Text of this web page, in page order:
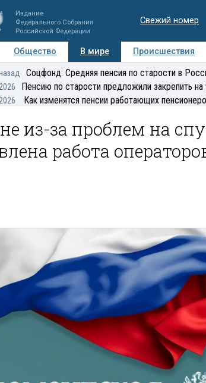
Издание
Федерального Собрания
Российской Федерации
Свежий номер
Общество В мире Происшествия
Регионы Медиацентр
Соцфонд: Средняя пенсия по старости в
Пенсию по старости предложили закрепить
Как изменятся пенсии работающих
из-за проблем на
работа